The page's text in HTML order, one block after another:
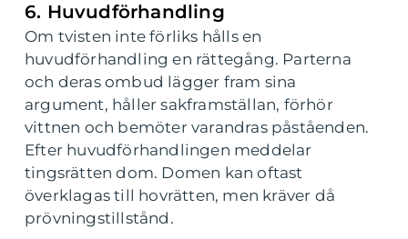
6. Huvudförhandling
Om tvisten inte förliks hålls en
huvudförhandling en rättegång. Parterna
och deras ombud lägger fram sina
argument, håller sakframställan, förhör
vittnen och bemöter varandras påståenden.
Efter huvudförhandlingen meddelar
tingsrätten dom. Domen kan oftast
överklagas till hovrätten, men kräver då
prövningstillstånd.